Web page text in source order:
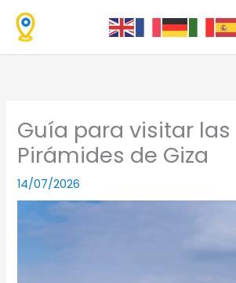
contenido
Guía para visitar las
Pirámides de Giza
14/07/2026